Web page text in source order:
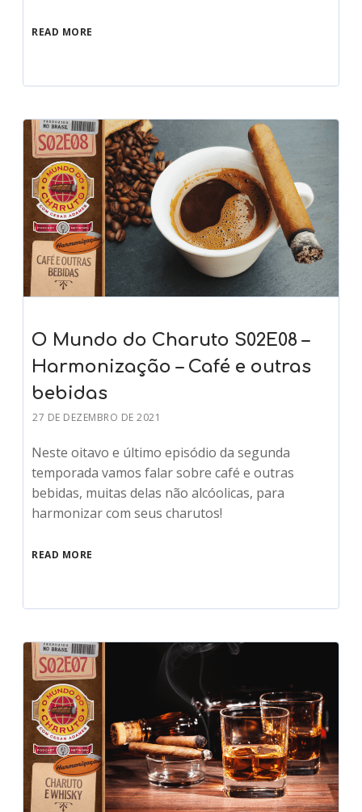
READ MORE
O Mundo do Charuto S02E08 –
Harmonização – Café e outras
bebidas
27 DE DEZEMBRO DE 2021
Neste oitavo e último episódio da segunda
temporada vamos falar sobre café e outras
bebidas, muitas delas não alcóolicas, para
harmonizar com seus charutos!
READ MORE